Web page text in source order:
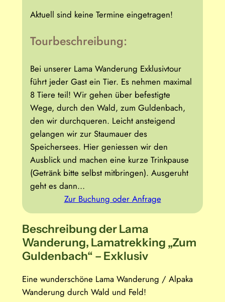
Aktuell sind keine Termine eingetragen!
Tourbeschreibung:
Bei unserer Lama Wanderung Exklusivtour
führt jeder Gast ein Tier. Es nehmen maximal
8 Tiere teil! Wir gehen über befestigte
Wege, durch den Wald, zum Guldenbach,
den wir durchqueren. Leicht ansteigend
gelangen wir zur Staumauer des
Speichersees. Hier geniessen wir den
Ausblick und machen eine kurze Trinkpause
(Getränk bitte selbst mitbringen). Ausgeruht
geht es dann…
Zur Buchung oder Anfrage
Beschreibung der Lama
Wanderung, Lamatrekking „Zum
Guldenbach“ – Exklusiv
Eine wunderschöne Lama Wanderung / Alpaka
Wanderung durch Wald und Feld!